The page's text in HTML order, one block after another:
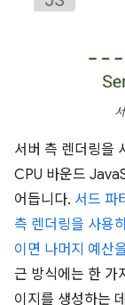
서버 측 렌더링을
CPU 바운드
어듭니다. 서드 파
측 렌더링을 사용
이면 나머지 예산
근 방식에는 한 가
이지를 생성하는